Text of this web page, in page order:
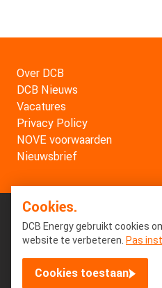
Over DCB
DCB Nieuws
Vacatures
Privacy Policy
NOVE voorwaarden
Nieuwsbrief
© Copyright 2026 DCB
Cookies.
DCB Energy gebruikt cookies
website te verbeteren. Pas
Cookies toestaan